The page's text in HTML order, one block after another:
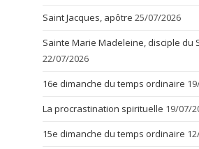
Saint Jacques, apôtre 25/07/2026
Sainte Marie Madeleine, disciple du
22/07/2026
16e dimanche du temps ordinaire
La procrastination spirituelle 19/07/
15e dimanche du temps ordinaire